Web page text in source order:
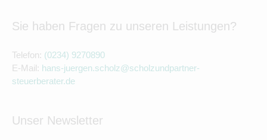
Sie haben Fragen zu unseren Leistungen?
Telefon: (0234) 9270890
E-Mail: hans-juergen.scholz@scholzundpartner-
steuerberater.de
Unser Newsletter